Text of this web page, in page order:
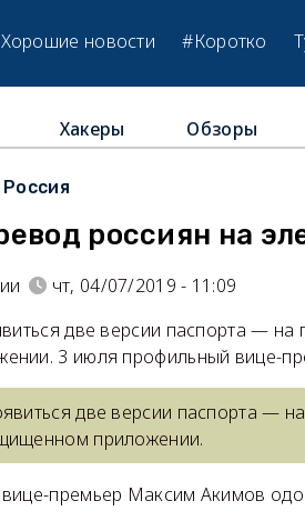
новости #Коротко
Хакеры Обзоры
Россия
россиян на
чт, 04/07/2019 - 11:09
две версии паспорта —
3 июля профильный вице-
две версии паспорта —
приложении.
премьер Максим Акимов